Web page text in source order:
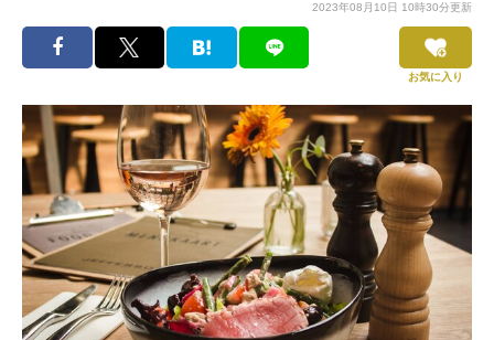
2023年08月10日 10時30分更新
お気に入り